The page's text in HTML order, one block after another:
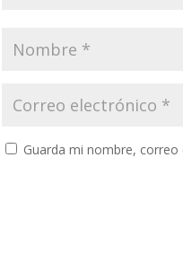
Guarda mi nombre,